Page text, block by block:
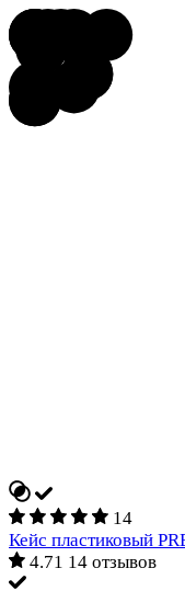
14
Кейс пластиковый
4.71 14 отзывов